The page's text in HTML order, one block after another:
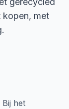
kopen, met
het